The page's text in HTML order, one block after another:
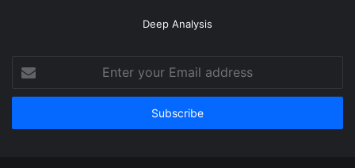
Deep Analysis
your
Email